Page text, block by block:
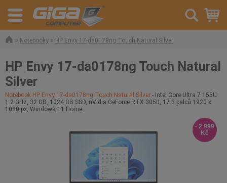
» Notebooky » HP Envy 17-da0178ng Touch Natural Silver
HP Envy 17-da0178ng Touch Natural
Silver
Notebook HP Envy 17-da0178ng Touch Natural Silver - Intel Core Ultra 7 155U
1.2 GHz, 32 GB, 1024 GB SSD, nVidia GeForce RTX 3050, 17.3 palců 1920 x
1080 px, Windows 11 Home
- 2 999
Kč